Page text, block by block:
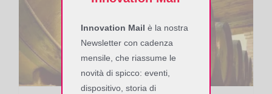
Innovation Mail è la nostra
Newsletter con cadenza
mensile, che riassume le
novità di spicco: eventi,
dispositivo, storia di